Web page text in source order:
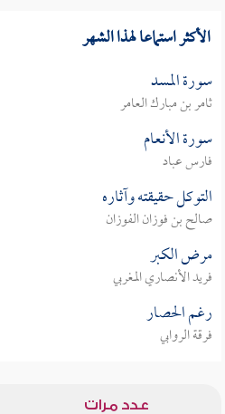
الأكثر استماعا لهذا الشهر
سورة المسد
ثامر بن مبارك العامر
سورة الأنعام
فارس عباد
التوكل حقيقته وآثاره
صالح بن فوزان الفوزان
مرض الكبر
فريد الأنصاري المغربي
رغم الحصار
فرقة الروابي
عدد مرات